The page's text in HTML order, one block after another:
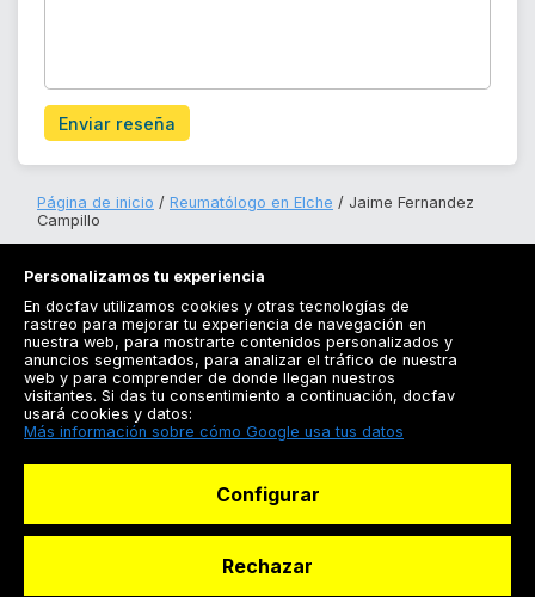
Enviar reseña
Página de inicio Reumatólogo en Elche
Jaime Fernandez
Campillo
Registrarse
Docfav
Personalizamos tu experiencia
En docfav utilizamos cookies y otras tecnologías de
rastreo para mejorar tu experiencia de navegación en
nuestra web, para mostrarte contenidos personalizados y
anuncios segmentados, para analizar el tráfico de nuestra
web y para comprender de donde llegan nuestros
visitantes. Si das tu consentimiento a continuación, docfav
usará cookies y datos:
Más información sobre cómo Google usa tus datos
Configurar
Rechazar